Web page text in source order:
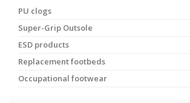
PU clogs
Super-Grip Outsole
ESD products
Replacement footbeds
Occupational footwear